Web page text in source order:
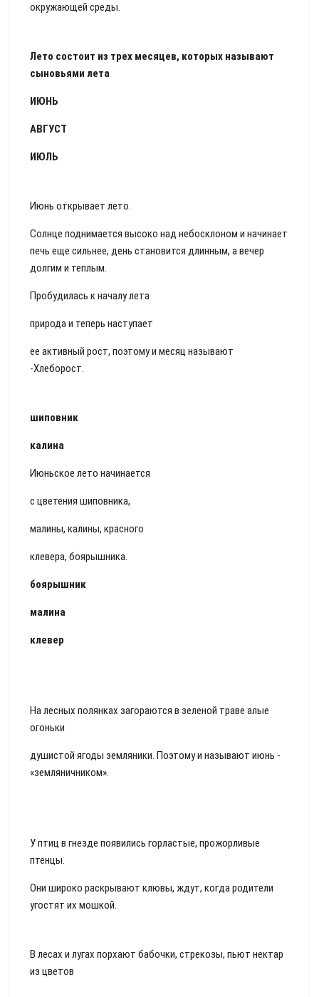
окружающей среды.
Лето состоит из трех месяцев, которых называют
сыновьями лета
ИЮНЬ
АВГУСТ
ИЮЛЬ
Июнь открывает лето.
Солнце поднимается высоко над небосклоном и начинает
печь еще сильнее, день становится длинным, а вечер
долгим и теплым.
Пробудилась к началу лета
природа и теперь наступает
ее активный рост, поэтому и месяц называют
-Хлеборост.
шиповник
калина
Июньское лето начинается
с цветения шиповника,
малины, калины, красного
клевера, боярышника.
боярышник
малина
клевер
На лесных полянках загораются в зеленой траве алые
огоньки
душистой ягоды земляники. Поэтому и называют июнь -
«земляничником».
У птиц в гнезде появились горластые, прожорливые
птенцы.
Они широко раскрывают клювы, ждут, когда родители
угостят их мошкой.
В лесах и лугах порхают бабочки, стрекозы, пьют нектар
из цветов